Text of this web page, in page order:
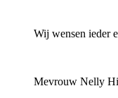
Wij wensen ieder
Mevrouw Nelly